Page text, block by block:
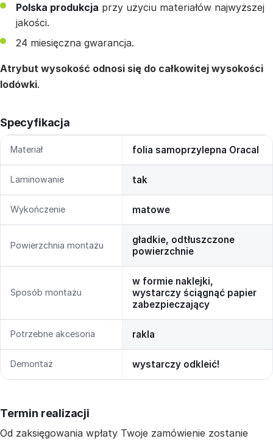
Polska produkcja przy użyciu materiałów najwyższej
jakości.
24 miesięczna gwarancja.
Atrybut wysokość odnosi się do całkowitej wysokości
lodówki.
Specyfikacja
Materiał folia samoprzylepna Oracal
Laminowanie tak
Wykończenie matowe
Powierzchnia montażu
gładkie, odtłuszczone
powierzchnie
Sposób montażu
w formie naklejki,
wystarczy ściągnąć papier
zabezpieczający
Potrzebne akcesoria rakla
Demontaż wystarczy odkleić!
Termin realizacji
Od zaksięgowania wpłaty Twoje zamówienie zostanie